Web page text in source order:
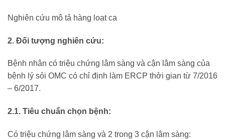
Nghiên cứu mô tả hàng loạt ca
2. Đối tượng nghiên cứu:
Bệnh nhân có triệu chứng lâm sàng và cận lâm sàng của
bệnh lý sỏi OMC có chỉ định làm ERCP thởi gian từ 7/2016
– 6/2017.
2.1. Tiêu chuẩn chọn bệnh:
Có triệu chứng lâm sàng và 2 trong 3 cận lâm sàng: